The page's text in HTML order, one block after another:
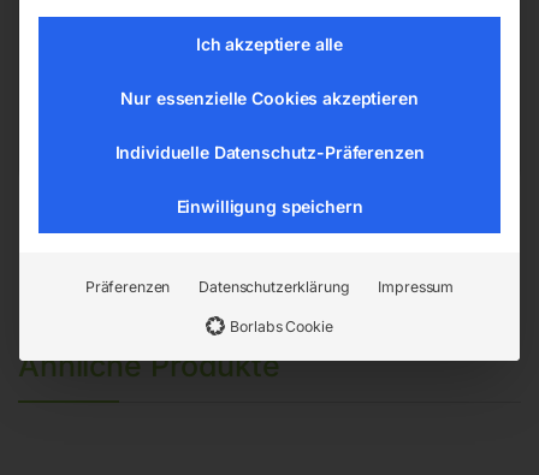
Hannesgrub Nord 19
4911 Ried/Tumeltsham
Ähnliche Produkte
Ich akzeptiere alle
Nur essenzielle Cookies akzeptieren
Individuelle Datenschutz-Präferenzen
Einwilligung speichern
Präferenzen Datenschutzerklärung Impressum
Borlabs Cookie